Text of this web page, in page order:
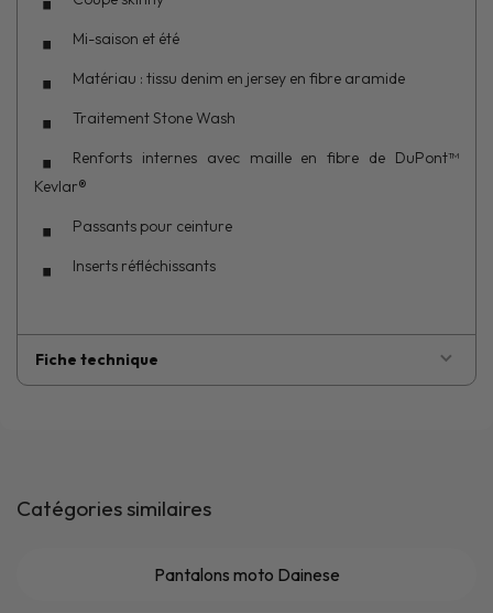
Mi-saison et été
Matériau : tissu denim en jersey en fibre aramide
Traitement Stone Wash
Renforts internes avec maille en fibre de DuPont™
Kevlar®
Passants pour ceinture
Inserts réfléchissants
Fiche technique
Catégories similaires
Pantalons moto Dainese